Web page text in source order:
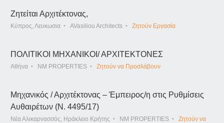
Ζητείται Αρχιτέκτονας,
Κύπρος, Λευκωσια AVasiliou Architects Ζητούν Εργασία
ΠΟΛΙΤΙΚΟΙ ΜΗΧΑΝΙΚΟΙ/ ΑΡΧΙΤΕΚΤΟΝΕΣ
Αθήνα NM PROPERTIES Ζητούν να Προσλάβουν
Μηχανικός / Αρχιτέκτονας – Έμπειρος/η στις Ρυθμίσεις
Αυθαιρέτων (Ν. 4495/17)
Νέα Αλικαρνασσός, Ηράκλειο Κρήτης NM PROPERTIES Ζητούν να